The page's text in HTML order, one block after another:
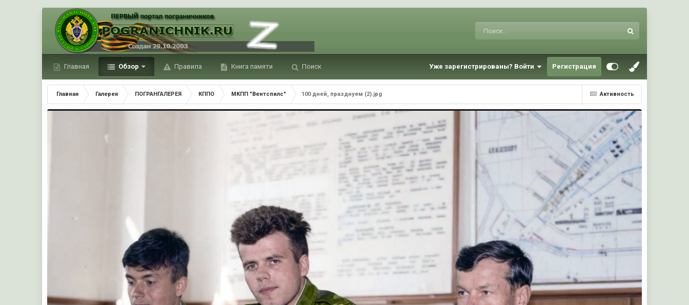
Главная Обзор Правила Книга памяти Поиск Уже зарегистрированы? Войти Регистрация
Активность
Главная Галерея ПОГРАНГАЛЕРЕЯ КППО МКПП "Вентспилс" 100 дней, празднуем (2).jpg